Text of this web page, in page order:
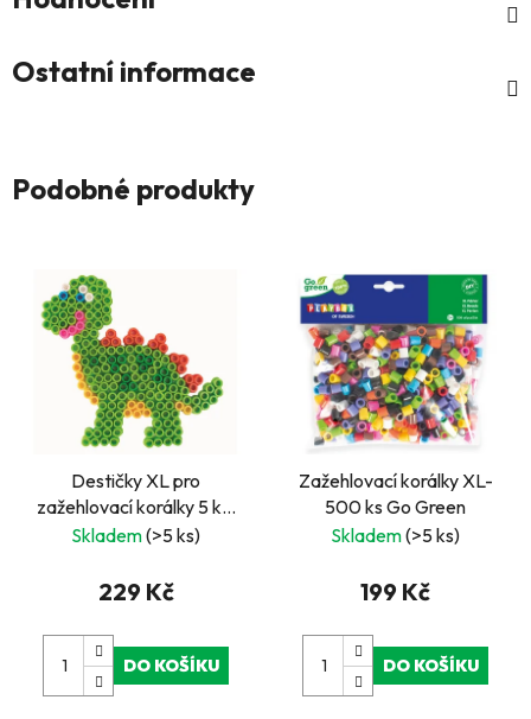
Ostatní informace
Podobné produkty
Destičky XL pro
zažehlovací korálky 5 ks,
dino
Skladem(>5 ks)
229 Kč
DO KOŠÍKU
Zažehlovací korálky XL-
500 ks Go Green
Skladem(>5 ks)
199 Kč
DO KOŠÍKU